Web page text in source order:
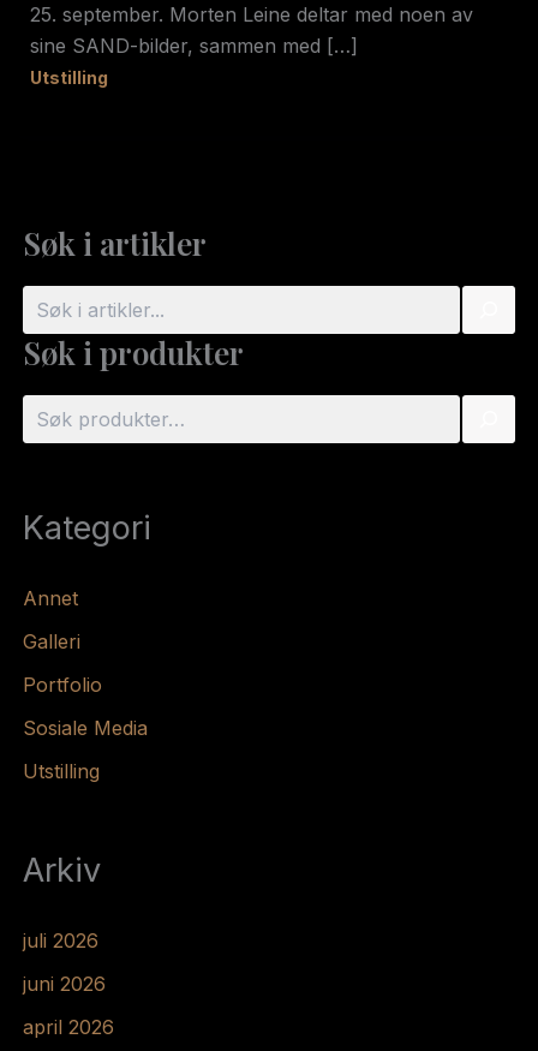
25. september. Morten Leine deltar med noen av
sine SAND-bilder, sammen med […]
Utstilling
Søk i artikler
S
k
Søk i produkter
S
Kategori
Annet
Galleri
Portfolio
Sosiale Media
Utstilling
Arkiv
juli 2026
juni 2026
april 2026